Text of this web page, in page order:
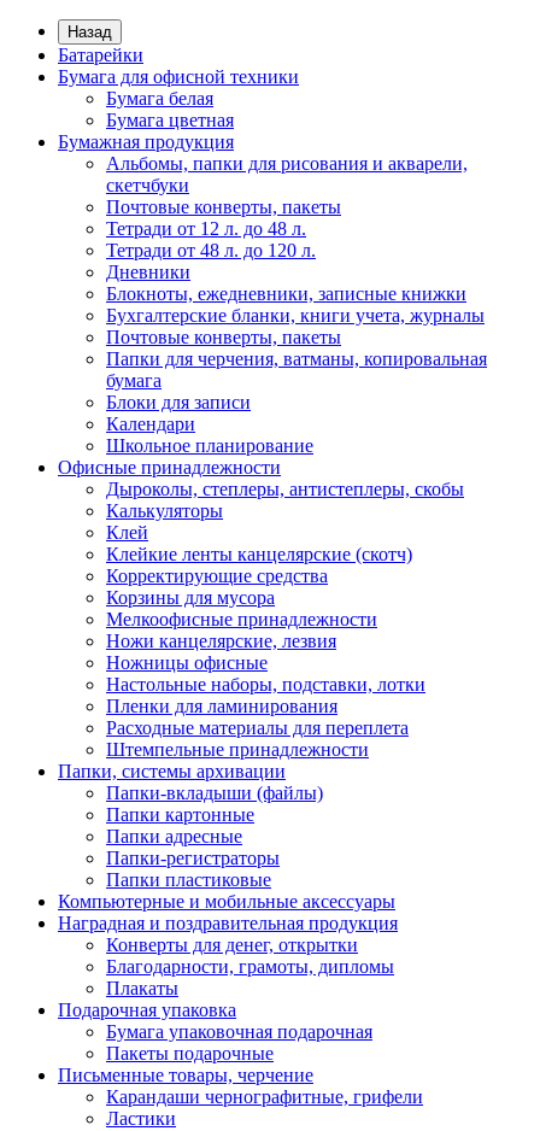
Назад
Батарейки
Бумага для офисной техники
Бумага белая
Бумага цветная
Бумажная продукция
Альбомы, папки для рисования и акварели,
скетчбуки
Почтовые конверты, пакеты
Тетради от 12 л. до 48 л.
Тетради от 48 л. до 120 л.
Дневники
Блокноты, ежедневники, записные книжки
Бухгалтерские бланки, книги учета, журналы
Почтовые конверты, пакеты
Папки для черчения, ватманы, копировальная
бумага
Блоки для записи
Календари
Школьное планирование
Офисные принадлежности
Дыроколы, степлеры, антистеплеры, скобы
Калькуляторы
Клей
Клейкие ленты канцелярские (скотч)
Корректирующие средства
Корзины для мусора
Мелкоофисные принадлежности
Ножи канцелярские, лезвия
Ножницы офисные
Настольные наборы, подставки, лотки
Пленки для ламинирования
Расходные материалы для переплета
Штемпельные принадлежности
Папки, системы архивации
Папки-вкладыши (файлы)
Папки картонные
Папки адресные
Папки-регистраторы
Папки пластиковые
Компьютерные и мобильные аксессуары
Наградная и поздравительная продукция
Конверты для денег, открытки
Благодарности, грамоты, дипломы
Плакаты
Подарочная упаковка
Бумага упаковочная подарочная
Пакеты подарочные
Письменные товары, черчение
Карандаши чернографитные, грифели
Ластики